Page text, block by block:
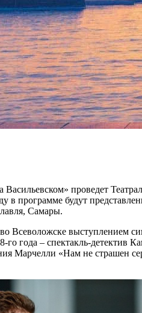
26 апреля 2019, пятница
Васильевском» проведет
в программе будут
Самары.
Всеволожске выступлением
го года – спектакль-
Марчелли «Нам не страшен